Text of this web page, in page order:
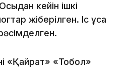
кейін ішкі
жіберілген. Іс ұсақ
«Қайрат» «Тобол»